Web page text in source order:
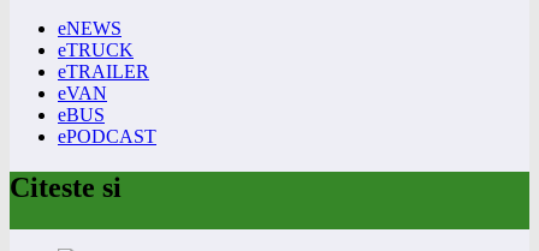
eNEWS
eTRUCK
eTRAILER
eVAN
eBUS
ePODCAST
Citeste si